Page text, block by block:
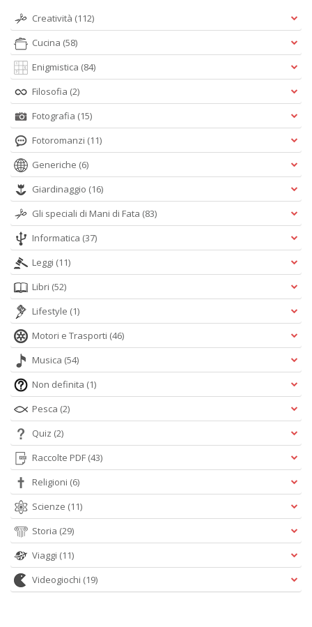
Creatività (112)
Cucina (58)
Enigmistica (84)
Filosofia (2)
Fotografia (15)
Fotoromanzi (11)
Generiche (6)
Giardinaggio (16)
Gli speciali di Mani di Fata (83)
Informatica (37)
Leggi (11)
Libri (52)
Lifestyle (1)
Motori e Trasporti (46)
Musica (54)
Non definita (1)
Pesca (2)
Quiz (2)
Raccolte PDF (43)
Religioni (6)
Scienze (11)
Storia (29)
Viaggi (11)
Videogiochi (19)